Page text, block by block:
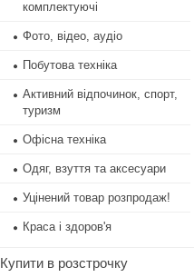
комплектуючі
Фото, відео, аудіо
Побутова техніка
Активний відпочинок, спорт,
туризм
Офісна техніка
Одяг, взуття та аксесуари
Уцінений товар розпродаж!
Краса і здоров'я
Купити в розстрочку